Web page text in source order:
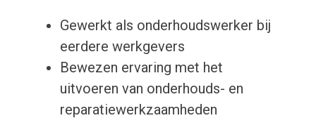
Gewerkt als onderhoudswerker bij
eerdere werkgevers
Bewezen ervaring met het
uitvoeren van onderhouds- en
reparatiewerkzaamheden